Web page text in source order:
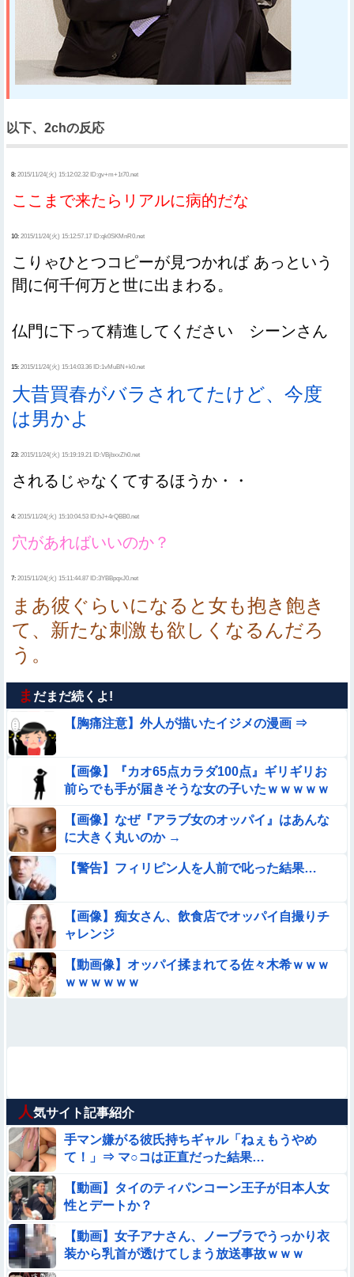
以下、2chの反応
8: 2015/11/24(火) 15:12:02.32 ID:gv+m+1t70.net
ここまで来たらリアルに病的だな
10: 2015/11/24(火) 15:12:57.17 ID:qk0SKMnR0.net
こりゃひとつコピーが見つかれば あっという
間に何千何万と世に出まわる。
仏門に下って精進してください シーンさん
15: 2015/11/24(火) 15:14:03.36 ID:1vMuBN+k0.net
大昔買春がバラされてたけど、今度
は男かよ
23: 2015/11/24(火) 15:19:19.21 ID:VBjbxxZh0.net
されるじゃなくてするほうか・・
4: 2015/11/24(火) 15:10:04.53 ID:hJ+4rQBB0.net
穴があればいいのか？
7: 2015/11/24(火) 15:11:44.87 ID:3YBBpqxJ0.net
まあ彼ぐらいになると女も抱き飽き
て、新たな刺激も欲しくなるんだろ
う。
ま だまだ続くよ!
【胸痛注意】外人が描いたイジメの漫画 ⇒
【画像】『カオ65点カラダ100点』ギリギリお
前らでも手が届きそうな女の子いたｗｗｗｗｗ
【画像】なぜ『アラブ女のオッパイ』はあんな
に大きく丸いのか →
【警告】フィリピン人を人前で叱った結果…
【画像】痴女さん、飲食店でオッパイ自撮りチ
ャレンジ
【動画像】オッパイ揉まれてる佐々木希ｗｗｗ
ｗｗｗｗｗｗ
人気サイト記事紹介
手マン嫌がる彼氏持ちギャル「ねぇもうやめ
て！」⇒ マ○コは正直だった結果…
【動画】タイのティパンコーン王子が日本人女
性とデートか？
【動画】女子アナさん、ノーブラでうっかり衣
装から乳首が透けてしまう放送事故ｗｗｗ